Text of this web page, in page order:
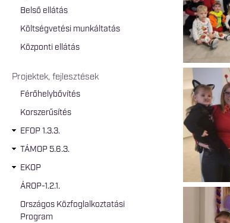
Belső ellátás
Költségvetési munkáltatás
Központi ellátás
Projektek, fejlesztések
Férőhelybővítés
Korszerűsítés
EFOP 1.3.3.
TÁMOP 5.6.3.
EKOP
ÁROP-1.2.1.
Országos Közfoglalkoztatási
Program